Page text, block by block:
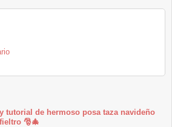
tutorial de hermoso posa taza navideño
🎅🎄